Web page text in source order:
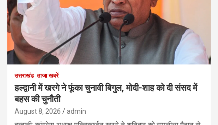
उत्तराखंड ताजा खबरें
हल्द्वानी में खरगे ने फूंका चुनावी बिगुल, मोदी-शाह को दी संसद में
बहस की चुनौती
August 8, 2026 admin